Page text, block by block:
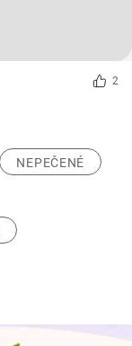
2
NEPEČENÉ